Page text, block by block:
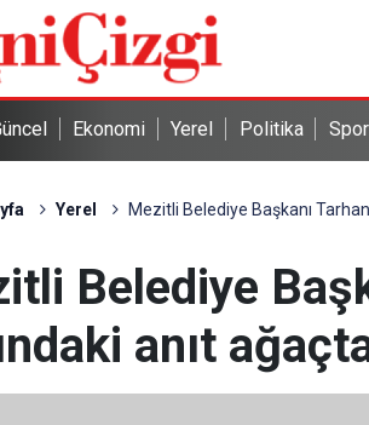
Ekonomi Yerel Politika Spor
Yerel Mezitli Belediye Başkanı
Belediye
anıt